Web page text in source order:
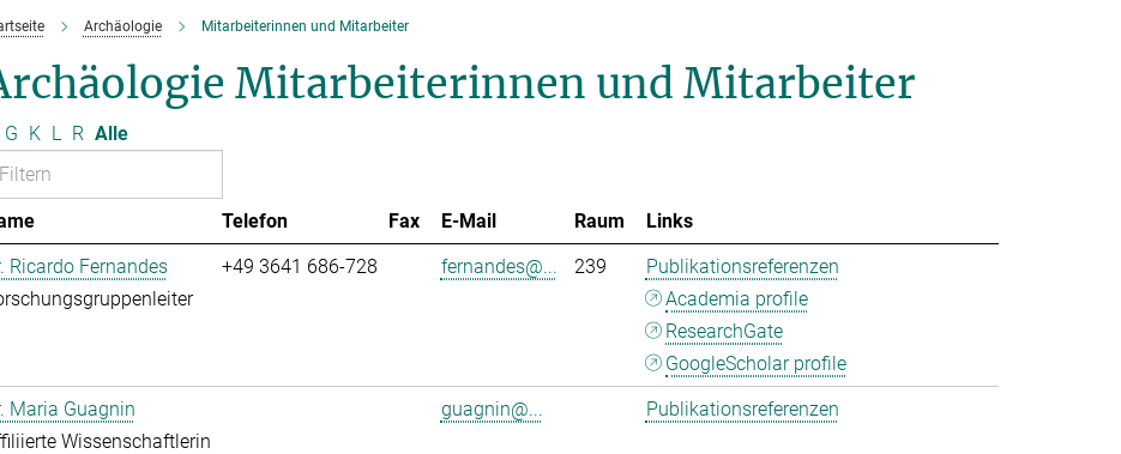
Archäologie Mitarbeiterinnen und Mitarbeiter
Mitarbeiterinnen und Mitarbeiter
G K L R Alle
Telefon Fax E-Mail Raum
Links
Ricardo Fernandes
+49 3641 686-728 fernandes@... 239
Publikationsreferenzen
Academia profile
ResearchGate
GoogleScholar profile
Maria Guagnin
Wissenschaftlerin
guagnin@... Publikationsreferenzen